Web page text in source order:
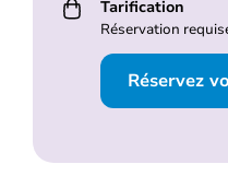
Tarification
Réservation
Réservez